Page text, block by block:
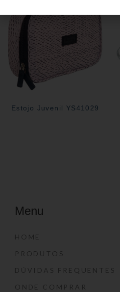
Estojo Juvenil YS41029
Menu
HOME
PRODUTOS
DÚVIDAS FREQUENTES
ONDE COMPRAR